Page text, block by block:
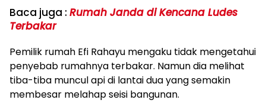
Baca juga : Rumah Janda di Kencana Ludes
Terbakar
Pemilik rumah Efi Rahayu mengaku tidak mengetahui
penyebab rumahnya terbakar. Namun dia melihat
tiba-tiba muncul api di lantai dua yang semakin
membesar melahap seisi bangunan.